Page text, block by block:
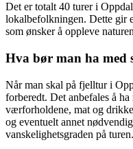
Det er totalt 40 turer i
lokalbefolkningen. Dette gir
som ønsker å oppleve
Hva bør man ha med
Når man skal på fjelltur i
forberedt. Det anbefales å
værforholdene, mat og
og eventuelt annet
vanskelighetsgraden på turen.